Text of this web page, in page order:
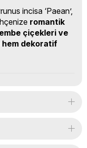
incisa ‘Paean’,
romantik
çiçekleri ve
hem dekoratif